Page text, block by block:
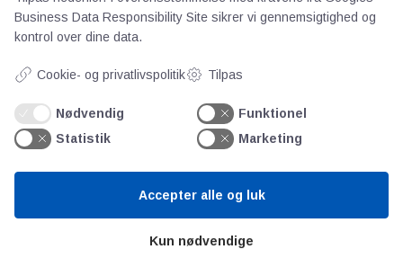
Om os
Kontakt
Persondata
Videncentre
Business Data Responsibility Site sikrer vi gennemsigtighed og
kontrol over dine data.
Cookie- og privatlivspolitik Tilpas
Nødvendig
Funktionel
Statistik
Marketing
Kun nødvendige
Accepter alle og luk